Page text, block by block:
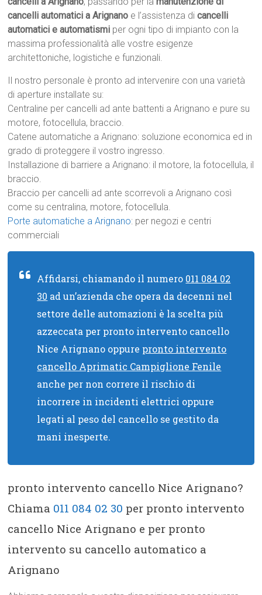
cancelli automatici a Arignano e l’assistenza dicancelli
automatici e automatismi per ogni tipo di impianto con la
massima professionalità alle vostre esigenze
architettoniche, logistiche e funzionali.
Il nostro personale è pronto ad intervenire con una varietà
di aperture installate su:
Centraline per cancelli ad ante battenti a Arignano e pure su
motore, fotocellula, braccio.
Catene automatiche a Arignano: soluzione economica ed in
grado di proteggere il vostro ingresso.
Installazione di barriere a Arignano: il motore, la fotocellula, il
braccio.
Braccio per cancelli ad ante scorrevoli a Arignano così
come su centralina, motore, fotocellula.
Porte automatiche a Arignano: per negozi e centri
commerciali
Affidarsi, chiamando il numero 011 084 02
30 ad un’azienda che opera da decenni nel
settore delle automazioni è la scelta più
azzeccata per pronto intervento cancello
Nice Arignano oppure pronto intervento
cancello Aprimatic Campiglione Fenile
anche per non correre il rischio di
incorrere in incidenti elettrici oppure
legati al peso del cancello se gestito da
mani inesperte.
pronto intervento cancello Nice Arignano?
Chiama 011 084 02 30 per pronto intervento
cancello Nice Arignano e per pronto
intervento su cancello automatico a
Arignano